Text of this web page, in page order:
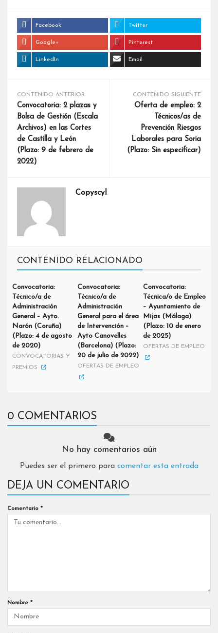
Facebook Twitter
Google+ Pinterest
LinkedIn Email
CONTENIDO ANTERIOR
Convocatoria: 2 plazas y
Bolsa de Gestión (Escala
Archivos) en las Cortes
de Castilla y León
(Plazo: 9 de febrero de
2022)
CONTENIDO SIGUIENTE
Oferta de empleo: 2
Técnicos/as de
Prevención Riesgos
Laborales para Soria
(Plazo: Sin especificar)
Copyscyl
CONTENIDO RELACIONADO
Convocatoria:
Técnico/a de
Administración
General – Ayto.
Narón (Coruña)
(Plazo: 4 de agosto
de 2020)
CONVOCATORIAS Y
PREMIOS
Convocatoria:
Técnico/a de
Administración
General para el área
de Intervención –
Ayto Canovelles
(Barcelona) (Plazo:
20 de julio de 2022)
OFERTAS DE EMPLEO
Convocatoria:
Técnica/o de Empleo
– Ayuntamiento de
Mijas (Málaga)
(Plazo: 10 de enero
de 2025)
OFERTAS DE EMPLEO
0 COMENTARIOS
No hay comentarios aún
Puedes ser el primero para comentar esta entrada
DEJA UN COMENTARIO
Comentario *
Nombre *